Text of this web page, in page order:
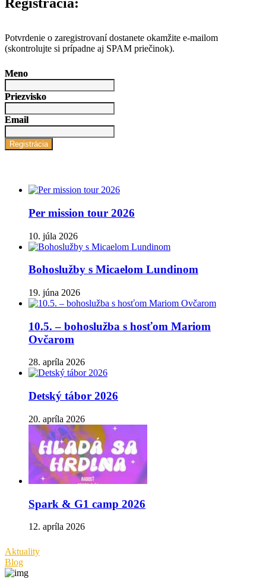
Registrácia:
Potvrdenie o zaregistrovaní dostanete okamžite e-mailom
(skontrolujte si prípadne aj SPAM priečinok).
Meno
Priezvisko
Email
Registrácia
Per mission tour 2026
10. júla 2026
Bohoslužby s Micaelom Lundinom
19. júna 2026
10.5. – bohoslužba s hosťom Mariom
Ovčarom
28. apríla 2026
Detský tábor 2026
20. apríla 2026
Spark & G1 camp 2026
12. apríla 2026
Aktuality
Blog